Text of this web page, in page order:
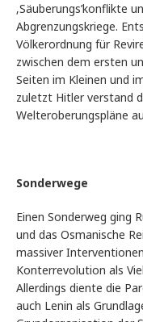
‚Säuberungs’konflikte
Abgrenzungskriege.
Völkerordnung für
zwischen dem ersten
Seiten im Kleinen und
zuletzt Hitler verstand
Welteroberungspläne
Sonderwege
Einen Sonderweg ging
und das Osmanische
massiver
Konterrevolution als
Allerdings diente die
auch Lenin als